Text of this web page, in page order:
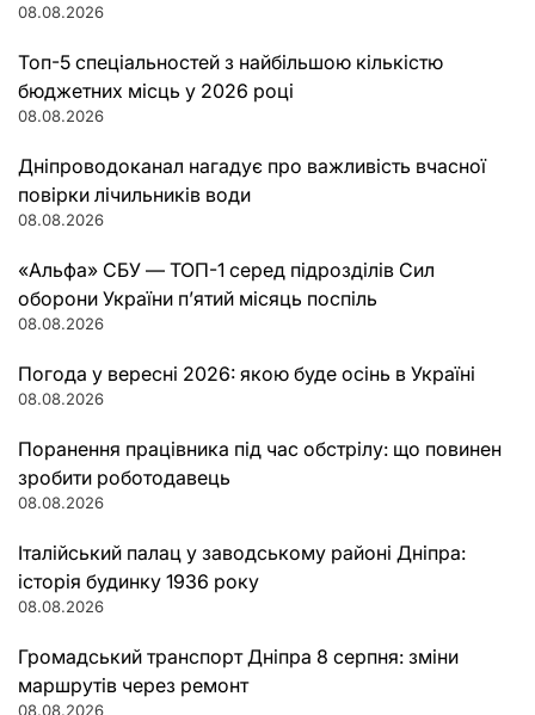
08.08.2026
Топ-5 спеціальностей з найбільшою кількістю
бюджетних місць у 2026 році
08.08.2026
Дніпроводоканал нагадує про важливість вчасної
повірки лічильників води
08.08.2026
«Альфа» СБУ — ТОП-1 серед підрозділів Сил
оборони України п’ятий місяць поспіль
08.08.2026
Погода у вересні 2026: якою буде осінь в Україні
08.08.2026
Поранення працівника під час обстрілу: що повинен
зробити роботодавець
08.08.2026
Італійський палац у заводському районі Дніпра:
історія будинку 1936 року
08.08.2026
Громадський транспорт Дніпра 8 серпня: зміни
маршрутів через ремонт
08.08.2026